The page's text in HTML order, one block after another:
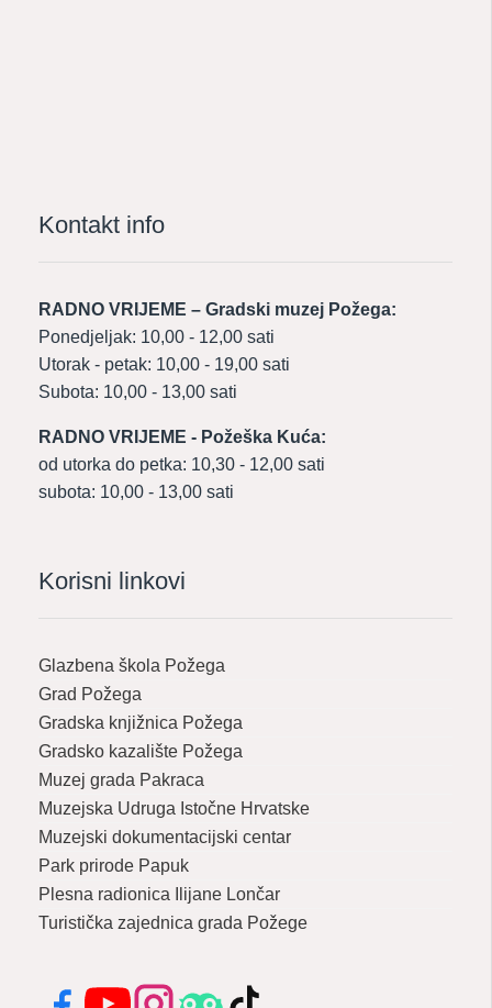
Kontakt info
RADNO VRIJEME – Gradski muzej Požega:
Ponedjeljak: 10,00 - 12,00 sati
Utorak - petak: 10,00 - 19,00 sati
Subota: 10,00 - 13,00 sati
RADNO VRIJEME - Požeška Kuća:
od utorka do petka: 10,30 - 12,00 sati
subota: 10,00 - 13,00 sati
Korisni linkovi
Glazbena škola Požega
Grad Požega
Gradska knjižnica Požega
Gradsko kazalište Požega
Muzej grada Pakraca
Muzejska Udruga Istočne Hrvatske
Muzejski dokumentacijski centar
Park prirode Papuk
Plesna radionica Ilijane Lončar
Turistička zajednica grada Požege